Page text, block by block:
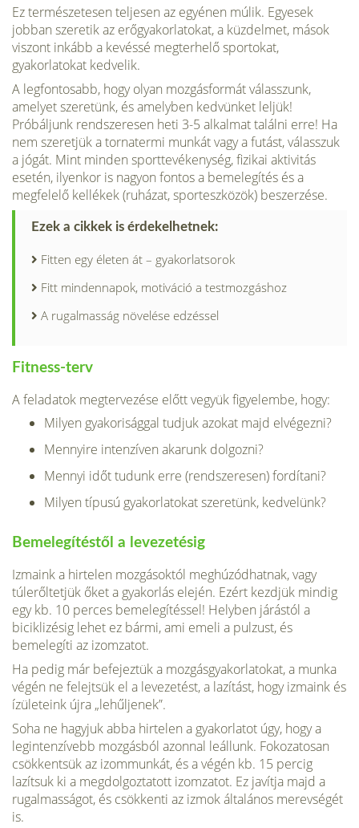
Ez természetesen teljesen az egyénen múlik. Egyesek
jobban szeretik az erőgya­korlatokat, a küzdelmet, mások
viszont inkább a kevéssé megterhelő sportokat,
gyakorlatokat kedvelik.
A legfontosabb, hogy olyan mozgásfor­mát válasszunk,
amelyet szeretünk, és amelyben kedvünket leljük!
Próbáljunk rendszeresen heti 3-5 alkalmat találni er­re! Ha
nem szeretjük a tornatermi mun­kát vagy a futást, válasszuk
a jógát. Mint minden sporttevékenység, fizikai aktivitás
esetén, ilyenkor is nagyon fontos a bemelegítés és a
megfelelő kellékek (ruházat, sporteszkö­zök) beszerzése.
Ezek a cikkek is érdekelhetnek:
Fitten egy életen át – gyakorlatsorok
Fitt mindennapok, motiváció a testmozgáshoz
A rugalmasság növelése edzéssel
Fitness-terv
A feladatok megtervezése előtt vegyük figyelembe, hogy:
Milyen gyakorisággal tudjuk azokat majd elvégezni?
Mennyire intenzíven akarunk dolgozni?
Mennyi időt tudunk erre (rendszeresen) fordítani?
Milyen típusú gyakorlatokat szeretünk, kedvelünk?
Bemelegítéstől a levezetésig
Izmaink a hirtelen mozgásoktól meghú­zódhatnak, vagy
túlerőltetjük őket a gya­korlás elején. Ezért kezdjük mindig
egy kb. 10 perces bemelegítéssel! Helyben járástól a
biciklizésig lehet ez bármi, ami emeli a pulzust, és
bemelegíti az izom­zatot.
Ha pedig már befejeztük a mozgásgya­korlatokat, a munka
végén ne felejtsük el a levezetést, a lazítást, hogy izmaink és
ízületeink újra „lehűljenek”.
Soha ne hagyjuk abba hirtelen a gya­korlatot úgy, hogy a
legintenzívebb moz­gásból azonnal leállunk. Fokozatosan
csökkentsük az izommunkát, és a végén kb. 15 percig
lazítsuk ki a megdolgozta­tott izomzatot. Ez javítja majd a
rugal­masságot, és csökkenti az izmok általános merevségét
is.